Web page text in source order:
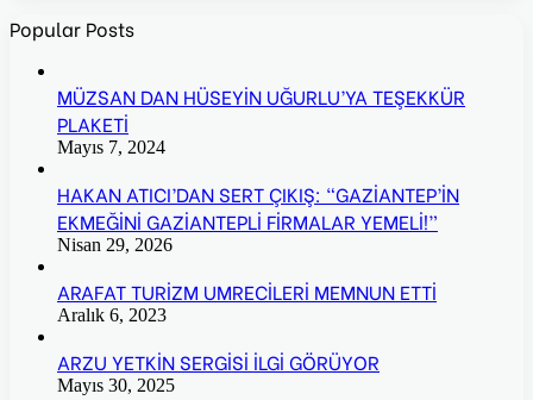
Popular Posts
MÜZSAN DAN HÜSEYİN UĞURLU’YA TEŞEKKÜR
PLAKETİ
Mayıs 7, 2024
HAKAN ATICI’DAN SERT ÇIKIŞ: “GAZİANTEP’İN
EKMEĞİNİ GAZİANTEPLİ FİRMALAR YEMELİ!”
Nisan 29, 2026
ARAFAT TURİZM UMRECİLERİ MEMNUN ETTİ
Aralık 6, 2023
ARZU YETKİN SERGİSİ İLGİ GÖRÜYOR
Mayıs 30, 2025